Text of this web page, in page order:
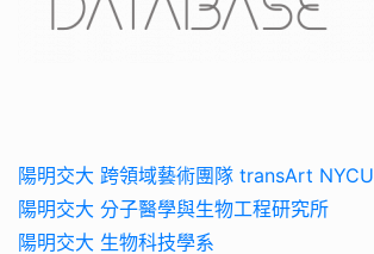
陽明交大 跨領域藝術團隊 transArt NYCU
陽明交大 分子醫學與生物工程研究所
陽明交大 生物科技學系